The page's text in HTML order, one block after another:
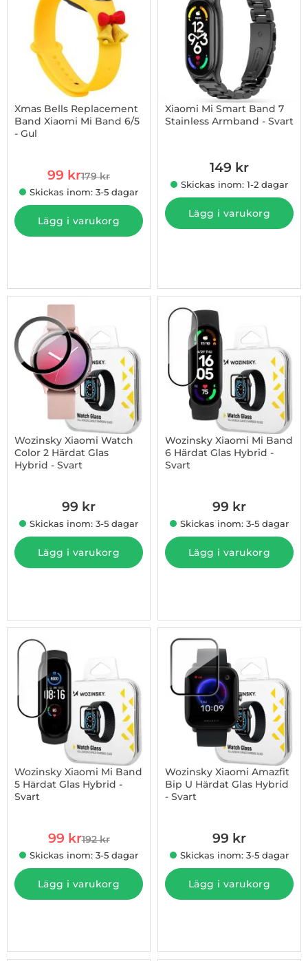
Xmas Bells Replacement
Band Xiaomi Mi Band 6/5
- Gul
rea pris
99 krtidigare pris
179 kr
Skickas inom: 3-5 dagar
Lägg i varukorg
Xiaomi Mi Smart Band 7
Stainless Armband - Svart
149 kr
Skickas inom: 1-2 dagar
Lägg i varukorg
Wozinsky Xiaomi Watch
Color 2 Härdat Glas
Hybrid - Svart
99 kr
Skickas inom: 3-5 dagar
Lägg i varukorg
Wozinsky Xiaomi Mi Band
6 Härdat Glas Hybrid -
Svart
99 kr
Skickas inom: 3-5 dagar
Lägg i varukorg
-48%
Wozinsky Xiaomi Mi Band
5 Härdat Glas Hybrid -
Svart
rea pris
99 krtidigare pris
192 kr
Skickas inom: 3-5 dagar
Lägg i varukorg
Wozinsky Xiaomi Amazfit
Bip U Härdat Glas Hybrid
- Svart
99 kr
Skickas inom: 3-5 dagar
Lägg i varukorg